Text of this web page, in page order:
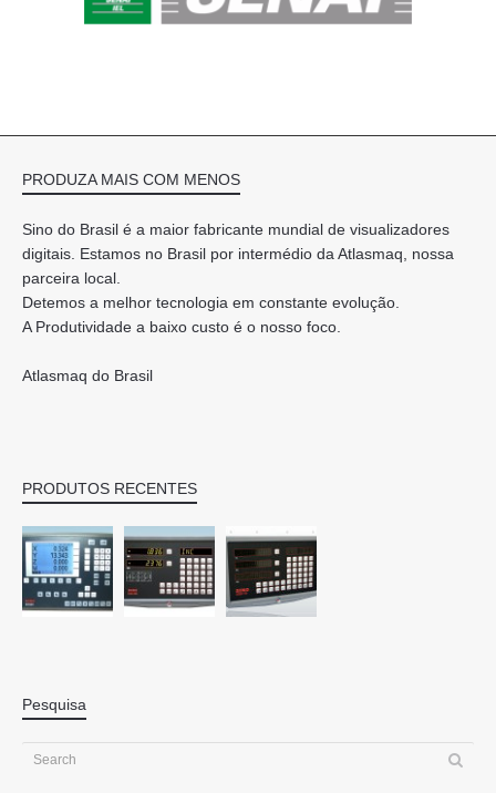
PRODUZA MAIS COM MENOS
Sino do Brasil é a maior fabricante mundial de visualizadores
digitais. Estamos no Brasil por intermédio da Atlasmaq, nossa
parceira local.
Detemos a melhor tecnologia em constante evolução.
A Produtividade a baixo custo é o nosso foco.
Atlasmaq do Brasil
PRODUTOS RECENTES
Pesquisa